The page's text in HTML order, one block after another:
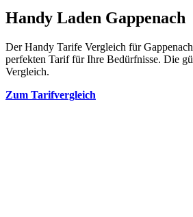
Handy Laden Gappenach
Der Handy Tarife Vergleich für
perfekten Tarif für Ihre Bedürfnisse. Die
Vergleich.
Zum Tarifvergleich